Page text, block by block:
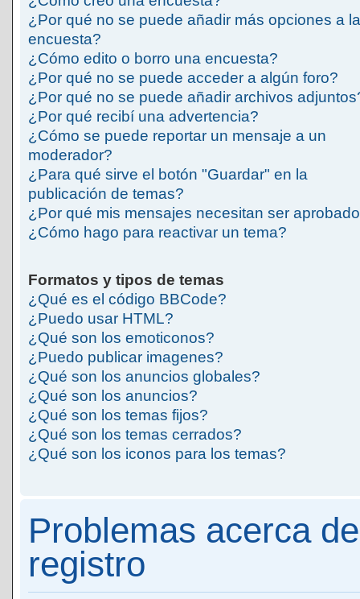
¿Por qué no se puede añadir más opciones a la
encuesta?
¿Cómo edito o borro una encuesta?
¿Por qué no se puede acceder a algún foro?
¿Por qué no se puede añadir archivos
¿Por qué recibí una advertencia?
¿Cómo se puede reportar un mensaje a un
moderador?
¿Para qué sirve el botón "Guardar" en la
publicación de temas?
¿Por qué mis mensajes necesitan ser
¿Cómo hago para reactivar un tema?
Formatos y tipos de temas
¿Qué es el código BBCode?
¿Puedo usar HTML?
¿Qué son los emoticonos?
¿Puedo publicar imagenes?
¿Qué son los anuncios globales?
¿Qué son los anuncios?
¿Qué son los temas fijos?
¿Qué son los temas cerrados?
¿Qué son los iconos para los temas?
Problemas acerca
registro